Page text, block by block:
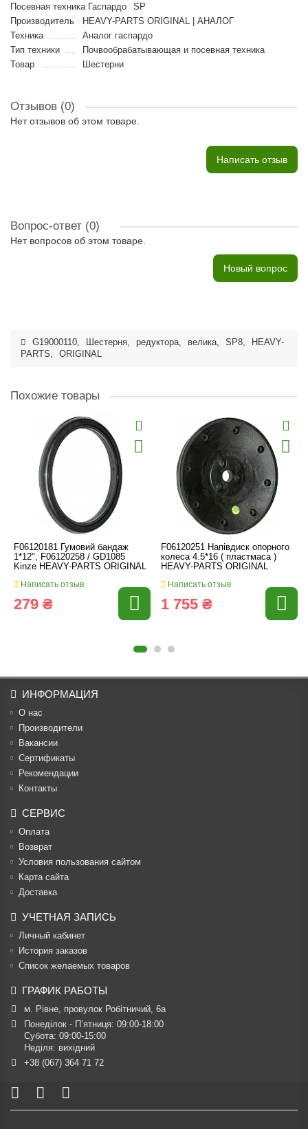
Посевная техника Гаспардо
SP
Производитель
HEAVY-PARTS ORIGINAL | АНАЛОГ
Техника
Аналог гаспардо
Тип техники
Почвообрабатывающая и посевная техника
Товар
Шестерни
Отзывов (0)
Нет отзывов об этом товаре.
Написать отзыв
Вопрос-ответ (0)
Нет вопросов об этом товаре.
Новый вопрос
G19000110, Шестерня, редуктора, велика, SP8,
HEAVY-
PARTS, ORIGINAL
Похожие товары
F06120181 Гумовий бандаж
1*12", F06120258 / GD1085
Kinze HEAVY-PARTS ORIGINAL
Написать отзыв
279 ₴
F06120251 Напівдиск опорного
колеса 4.5*16 ( пластмаса )
HEAVY-PARTS ORIGINAL
Написать отзыв
1 755 ₴
ИНФОРМАЦИЯ
О нас
Производители
Вакансии
Cертификаты
Рекомендации
Контакты
СЕРВИС
Оплата
Возврат
Условия пользования сайтом
Карта сайта
Доставка
УЧЕТНАЯ ЗАПИСЬ
Личный кабинет
История заказов
Список желаемых товаров
ГРАФИК РАБОТЫ
м. Рівне, провулок Робітничий, 6а
Понеділок - П’ятниця: 09:00-18:00
Субота: 09:00-15:00
Неділя: вихідний
+38 (067) 364 71 72